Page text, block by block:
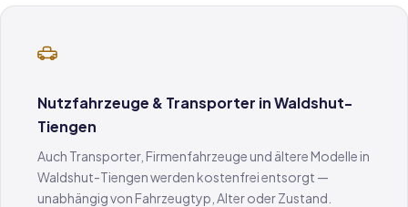
Nutzfahrzeuge & Transporter in Waldshut-
Tiengen
Auch Transporter, Firmenfahrzeuge und ältere Modelle in
Waldshut-Tiengen werden kostenfrei entsorgt —
unabhängig von Fahrzeugtyp, Alter oder Zustand.